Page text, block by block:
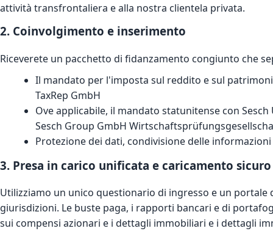
attività transfrontaliera e alla nostra clientela privata.
2. Coinvolgimento e inserimento
Riceverete un pacchetto di fidanzamento congiunto che
Il mandato per l'imposta sul reddito e sul
TaxRep GmbH
Ove applicabile, il mandato statunitense con Sesch
Sesch Group GmbH
Protezione dei dati, condivisione delle
3. Presa in carico unificata e caricamento sicuro
Utilizziamo un unico questionario di ingresso e un
giurisdizioni. Le buste paga, i rapporti bancari e di
sui compensi azionari e i dettagli immobiliari e i dettagli